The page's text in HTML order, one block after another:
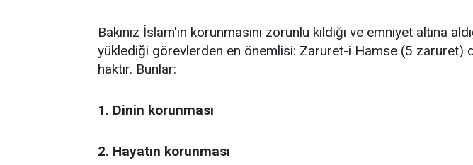
Bakınız İslam'ın korunmasını zorunlu kıldığı ve emniyet altına
yüklediği görevlerden en önemlisi: Zaruret-i Hamse (5 zaruret)
haktır. Bunlar:
1. Dinin korunması
2. Hayatın korunması